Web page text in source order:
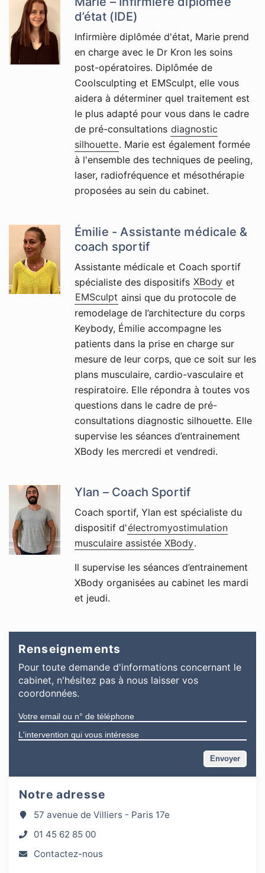
d’état (IDE)
Infirmière diplômée d'état, Marie prend
en charge avec le Dr Kron les soins
post-opératoires. Diplômée de
Coolsculpting et EMSculpt, elle vous
aidera à déterminer quel traitement est
le plus adapté pour vous dans le cadre
de pré-consultations diagnostic
silhouette. Marie est également formée
à l'ensemble des techniques de peeling,
laser, radiofréquence et mésothérapie
proposées au sein du cabinet.
Émilie - Assistante médicale &
coach sportif
Assistante médicale et Coach sportif
spécialiste des dispositifs XBody et
EMSculpt ainsi que du protocole de
remodelage de l’architecture du corps
Keybody, Émilie accompagne les
patients dans la prise en charge sur
mesure de leur corps, que ce soit sur les
plans musculaire, cardio-vasculaire et
respiratoire. Elle répondra à toutes vos
questions dans le cadre de pré-
consultations diagnostic silhouette. Elle
supervise les séances d’entrainement
XBody les mercredi et vendredi.
Ylan – Coach Sportif
Coach sportif, Ylan est spécialiste du
dispositif d'électromyostimulation
musculaire assistée XBody.
Il supervise les séances d’entrainement
XBody organisées au cabinet les mardi
et jeudi.
Renseignements
Pour toute demande d'informations concernant le
cabinet, n'hésitez pas à nous laisser vos
coordonnées.
Notre adresse
57 avenue de Villiers - Paris 17e
01 45 62 85 00
Contactez-nous